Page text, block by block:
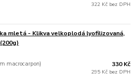
322 Kč bez DPH
mletá - Klikva velkoplodá lyofilizovaná,
macrocarpon) 330 Kč
295 Kč bez DPH